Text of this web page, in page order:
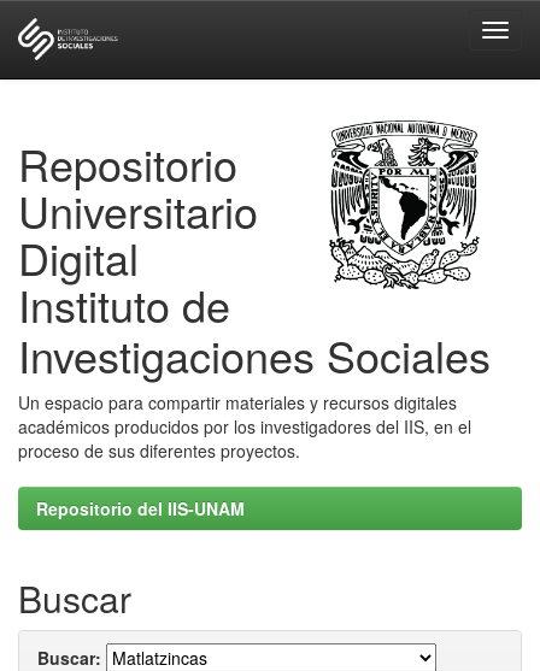
Repositorio
Universitario
Digital
Instituto de
Investigaciones Sociales
Un espacio para compartir materiales y recursos digitales
académicos producidos por los investigadores del IIS, en el
proceso de sus diferentes proyectos.
Repositorio del IIS-UNAM
Buscar
Buscar: